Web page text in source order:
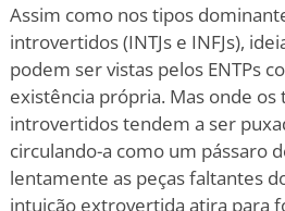
Assim como nos tipos
introvertidos (INTJs e INFJs),
podem ser vistas pelos ENTPs
existência própria. Mas onde
introvertidos tendem a ser
circulando-a como um pássaro
lentamente as peças faltantes
intuição extrovertida atira para